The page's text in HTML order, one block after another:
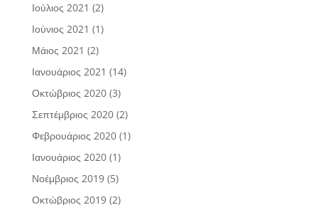
Ιούλιος 2021 (2)
Ιούνιος 2021 (1)
Μάιος 2021 (2)
Ιανουάριος 2021 (14)
Οκτώβριος 2020(3)
Σεπτέμβριος 2020(2)
Φεβρουάριος 2020(1)
Ιανουάριος 2020(1)
Νοέμβριος 2019(5)
Οκτώβριος 2019(2)